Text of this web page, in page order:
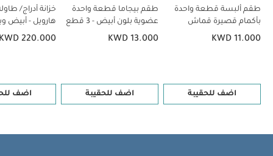
طقم ألبسة قطعة واحدة
بأكمام قصيرة قماش
عضوي بلون أبيض - 5 قطع
KWD 11.000
اضف للحقيبة
طقم بيجاما قطعة واحدة
عضوية بلون أبيض - 3 قطع
KWD 13.000
اضف للحقيبة
خزانة أدراج/
هارويل - أبيض
220.000
اضف